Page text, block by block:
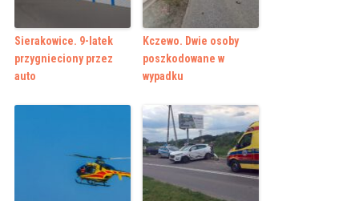
Sierakowice. 9-latek
przygnieciony przez
auto
Kczewo. Dwie osoby
poszkodowane w
wypadku